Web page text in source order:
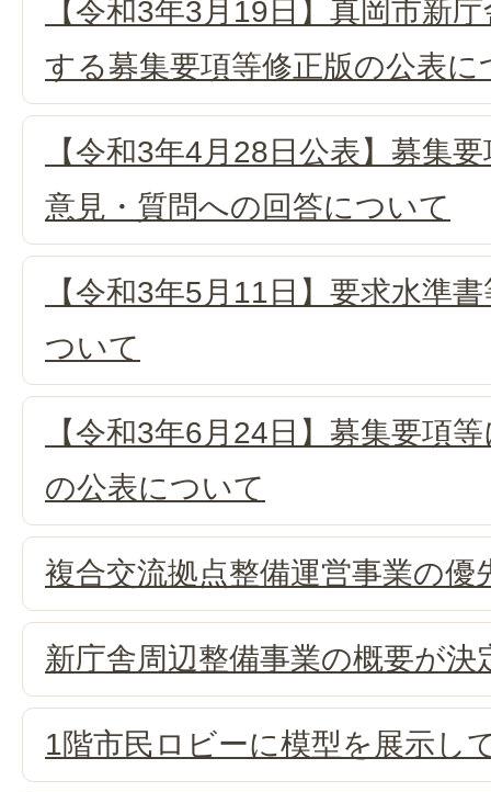
【令和3年3月19日】真岡市新
する募集要項等修正版の公表に
【令和3年4月28日公表】募集
意見・質問への回答について
【令和3年5月11日】要求水準
ついて
【令和3年6月24日】募集要項
の公表について
複合交流拠点整備運営事業の優
新庁舎周辺整備事業の概要が決
1階市民ロビーに模型を展示し